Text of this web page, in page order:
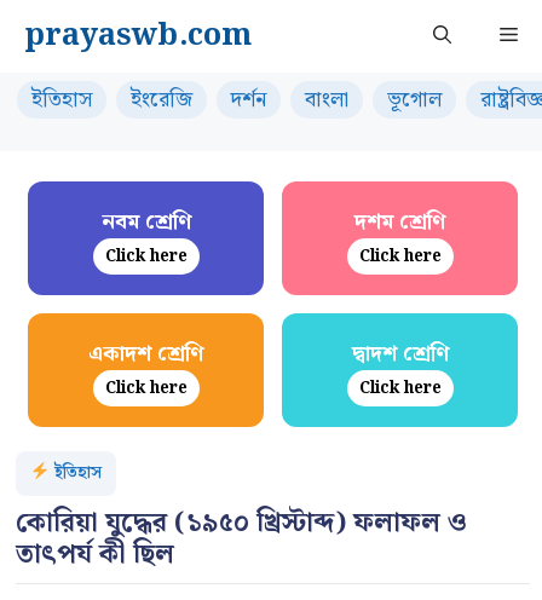
content
prayaswb.com
ইতিহাস ইংরেজি দর্শন বাংলা ভূগোল
নবম শ্রেণি
Click here
দশম শ্রেণি
Click here
একাদশ শ্রেণি
Click here
দ্বাদশ শ্রেণি
Click here
ইতিহাস
কোরিয়া যুদ্ধের (১৯৫০ খ্রিস্টাব্দ) ফলাফল ও
তাৎপর্য কী ছিল